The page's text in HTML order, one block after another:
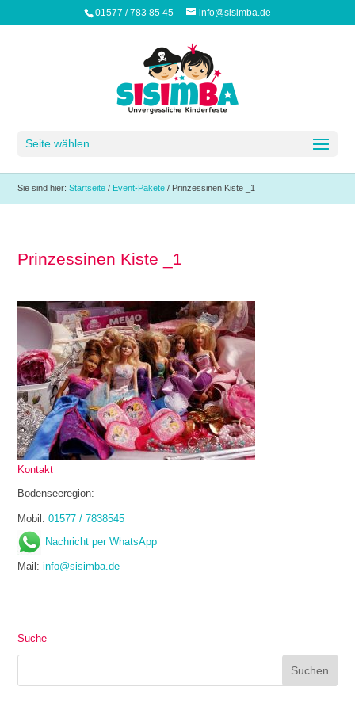
01577 / 783 85 45 info@sisimba.de
Seite wählen
Sie sind hier:Startseite / Event-Pakete / Prinzessinen Kiste _1
Prinzessinen Kiste _1
Kontakt
Bodenseeregion:
Mobil:01577 / 7838545
Nachricht per WhatsApp
Mail:info@sisimba.de
Suche